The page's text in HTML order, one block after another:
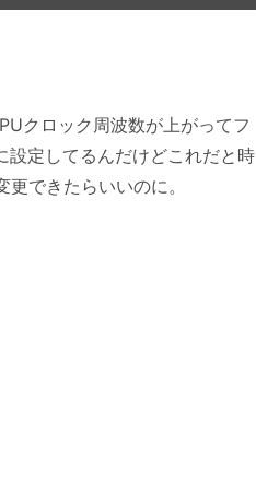
クロック周波数が上がってフ
定してるんだけどこれだと時
できたらいいのに。